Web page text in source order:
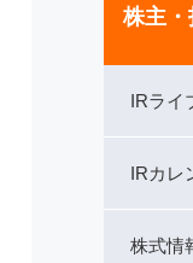
株主
IRライ
IRカレ
株式情